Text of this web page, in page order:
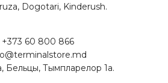
Dogotari, Kinderush.
+373 60 800 866
Бельцы, Тымпларелор 1а.